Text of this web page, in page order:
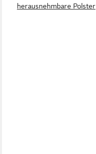
herausnehmbare Polster